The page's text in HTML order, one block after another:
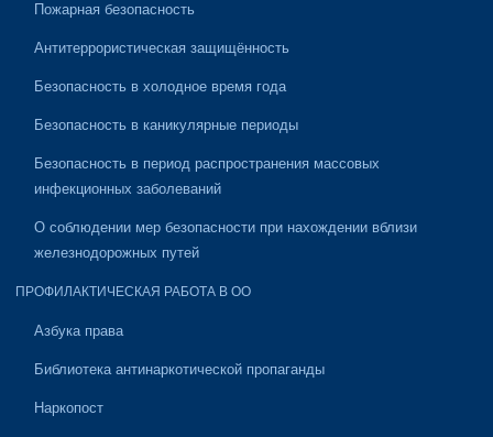
Пожарная безопасность
Антитеррористическая защищённость
Безопасность в холодное время года
Безопасность в каникулярные периоды
Безопасность в период распространения массовых
инфекционных заболеваний
О соблюдении мер безопасности при нахождении вблизи
железнодорожных путей
ПРОФИЛАКТИЧЕСКАЯ РАБОТА В ОО
Азбука права
Библиотека антинаркотической пропаганды
Наркопост